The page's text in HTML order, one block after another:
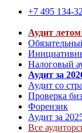
+7 495 134-
Аудит летом
Налоговый
Аудит за
Аудит со
Проверка
Форензик
Аудит за
Все